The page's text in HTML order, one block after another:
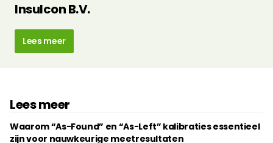
Insulcon B.V.
Lees meer
Lees meer
Waarom “As-Found” en “As-Left” kalibraties essentieel
zijn voor nauwkeurige meetresultaten